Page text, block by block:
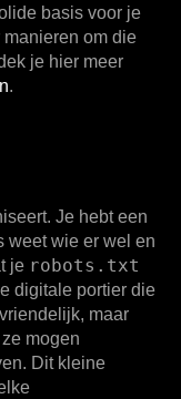
basis voor je
om die
je hier meer
.
Je hebt een
weet wie er wel en
je robots.txt
digitale portier die
maar
mogen
Dit kleine